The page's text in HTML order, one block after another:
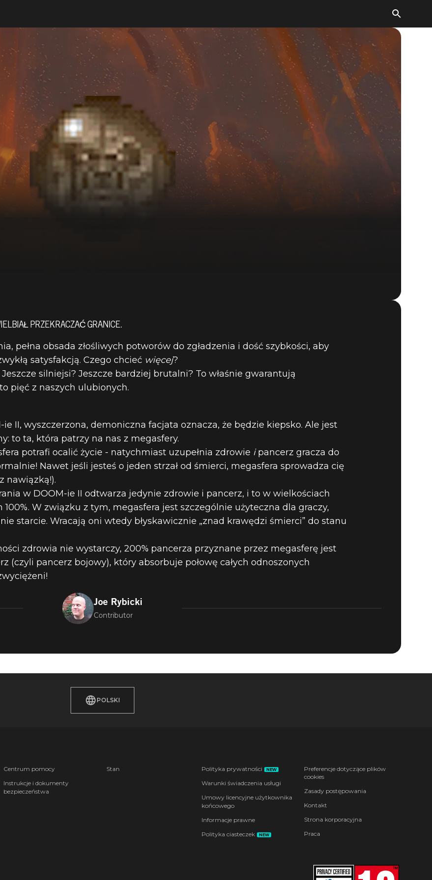
PRZEDMIOTÓW W
5: MEGASFERA
PRZEKRACZAĆ GRANICE.
pełna obsada złośliwych potworów do zgładzenia i dość szybkości, aby
satysfakcją. Czego chcieć więcej?
silniejsi? Jeszcze bardziej brutalni? To właśnie gwarantują
pięć z naszych ulubionych.
II, wyszczerzona, demoniczna facjata oznacza, że będzie kiepsko. Ale jest
to ta, która patrzy na nas z megasfery.
potrafi ocalić życie - natychmiast uzupełnia zdrowie ipancerz gracza do
Nawet jeśli jesteś o jeden strzał od śmierci, megasfera sprowadza cię
nawiązką!).
w DOOM-ie II odtwarza jedynie zdrowie i pancerz, i to w wielkościach
W związku z tym, megasfera jest szczególnie użyteczna dla graczy,
starcie. Wracają oni wtedy błyskawicznie „znad krawędzi śmierci” do stanu
zdrowia nie wystarczy, 200% pancerza przyznane przez megasferę jest
(czyli pancerz bojowy), który absorbuje połowę całych odnoszonych
Joe Rybicki
Contributor
POLSKI
Centrum pomocy
Instrukcje i dokumenty
bezpieczeństwa
Stan Polityka prywatności NEW
Warunki świadczenia usługi
Umowy licencyjne użytkownika
końcowego
Informacje prawne
Polityka ciasteczek
NEW
Preferencje dotyczące plików
cookies
Zasady postępowania
Kontakt
Strona korporacyjna
Praca